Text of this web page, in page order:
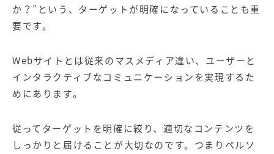
か？ ” という、ターゲットが明確になっていることも重
要です。
Webサイトとは従来のマスメディア違い、ユーザーと
インタラクティブなコミュニケーションを実現するた
めにあります。
従ってターゲットを明確に絞り、適切なコンテンツを
しっかりと届けることが大切なのです。つまり ペルソ